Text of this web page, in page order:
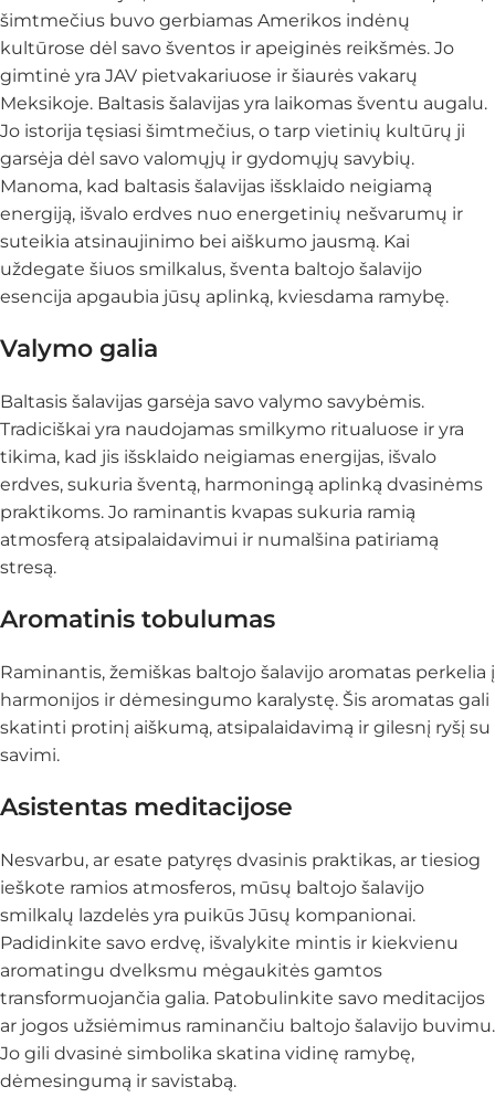
šimtmečius buvo gerbiamas Amerikos indėnų
kultūrose dėl savo šventos ir apeiginės reikšmės. Jo
gimtinė yra JAV pietvakariuose ir šiaurės vakarų
Meksikoje. Baltasis šalavijas yra laikomas šventu augalu.
Jo istorija tęsiasi šimtmečius, o tarp vietinių kultūrų ji
garsėja dėl savo valomųjų ir gydomųjų savybių.
Manoma, kad baltasis šalavijas išsklaido neigiamą
energiją, išvalo erdves nuo energetinių nešvarumų ir
suteikia atsinaujinimo bei aiškumo jausmą. Kai
uždegate šiuos smilkalus, šventa baltojo šalavijo
esencija apgaubia jūsų aplinką, kviesdama ramybę.
Valymo galia
Baltasis šalavijas garsėja savo valymo savybėmis.
Tradiciškai yra naudojamas smilkymo ritualuose ir yra
tikima, kad jis išsklaido neigiamas energijas, išvalo
erdves, sukuria šventą, harmoningą aplinką dvasinėms
praktikoms. Jo raminantis kvapas sukuria ramią
atmosferą atsipalaidavimui ir numalšina patiriamą
stresą.
Aromatinis tobulumas
Raminantis, žemiškas baltojo šalavijo aromatas perkelia į
harmonijos ir dėmesingumo karalystę. Šis aromatas gali
skatinti protinį aiškumą, atsipalaidavimą ir gilesnį ryšį su
savimi.
Asistentas meditacijose
Nesvarbu, ar esate patyręs dvasinis praktikas, ar tiesiog
ieškote ramios atmosferos, mūsų baltojo šalavijo
smilkalų lazdelės yra puikūs Jūsų kompanionai.
Padidinkite savo erdvę, išvalykite mintis ir kiekvienu
aromatingu dvelksmu mėgaukitės gamtos
transformuojančia galia. Patobulinkite savo meditacijos
ar jogos užsiėmimus raminančiu baltojo šalavijo buvimu.
Jo gili dvasinė simbolika skatina vidinę ramybę,
dėmesingumą ir savistabą.